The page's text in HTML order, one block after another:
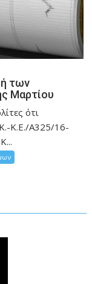
των
Μαρτίου
ότι
Κ.Ε./Α325/16-